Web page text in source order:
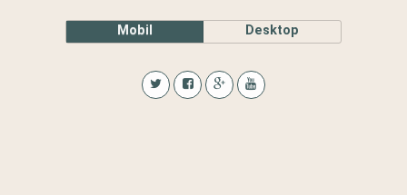
Mobil Desktop